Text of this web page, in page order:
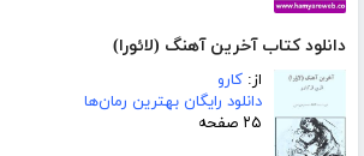
دانلود کتاب آخرین آهنگ (لائورا)
از: کارو
دانلود رایگان بهترین رمان‌ها
۲۵ صفحه